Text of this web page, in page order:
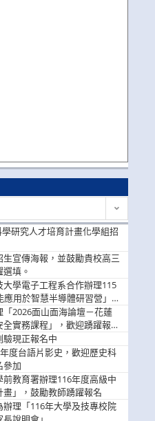
研究人才培育計畫化學組招
宣傳海報，並鼓勵貴校高三
填。
學電子工程系合作辦理115
用於智慧半導體研習營」，
2026面山面海論壇－花蓮
實務課程」，歡迎踴躍報名
驗現正報名中
度台語片影史，歡迎歷史科
參加
教育署辦理116年度高級中
」，鼓勵教師踴躍報名
理「116年大學及技專校院